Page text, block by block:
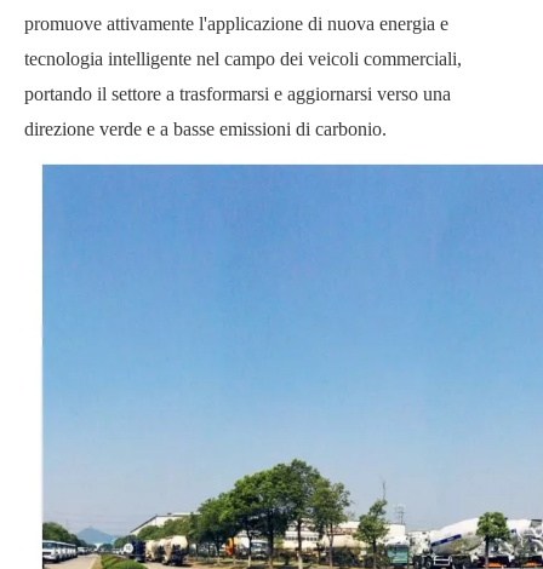
promuove attivamente l'applicazione di nuova energia e
tecnologia intelligente nel campo dei veicoli commerciali,
portando il settore a trasformarsi e aggiornarsi verso una
direzione verde e a basse emissioni di carbonio.